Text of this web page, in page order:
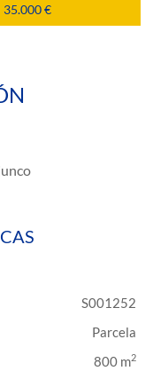
35.000 €
S001252
Parcela
800 m2